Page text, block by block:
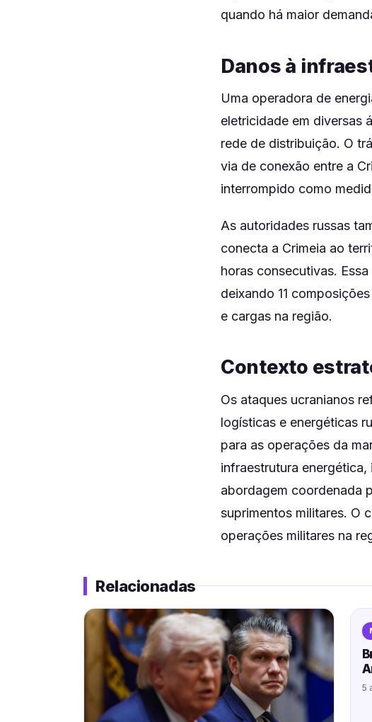
quando há maior
Danos à
Uma operadora de
eletricidade em diversas
rede de distribuição. O
via de conexão entre a
interrompido como
As autoridades russas
conecta a Crimeia ao
horas consecutivas.
deixando 11
e cargas na região.
Contexto
Os ataques ucranianos
logísticas e energéticas
para as operações da
infraestrutura
abordagem coordenada
suprimentos militares. O
operações militares na
Relacionadas
5